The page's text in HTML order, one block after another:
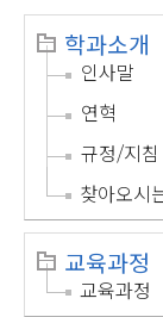
학과소개
인사말
연혁
규정/지침
찾아오시
교육과정
교육과정